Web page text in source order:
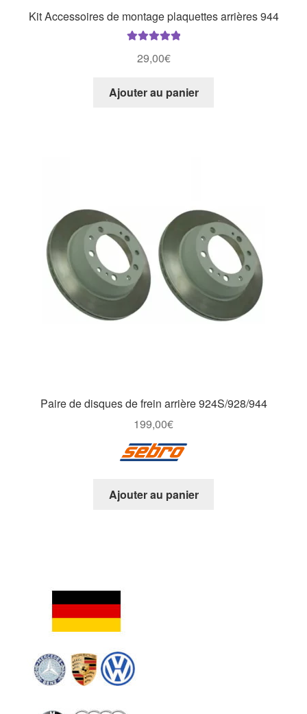
Kit Accessoires de montage plaquettes arrières 944
5
29,00€
Ajouter au panier
Paire de disques de frein arrière 924S/928/944
199,00€
Ajouter au panier